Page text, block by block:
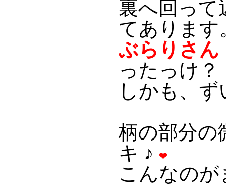
裏へ回っ
てあります
ぶらりさん
ったっけ？
しかも、
柄の部分の
キ ♪
こんなの